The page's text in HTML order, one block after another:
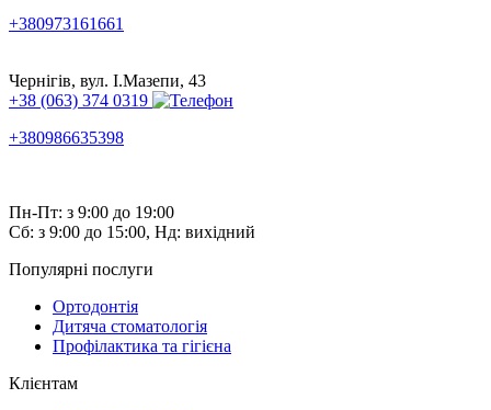
+380973161661
Чернігів, вул. І.Мазепи, 43
+38 (063) 374 0319
+380986635398
Пн-Пт: з 9:00 до 19:00
Сб: з 9:00 до 15:00, Нд: вихідний
Популярні послуги
Ортодонтія
Дитяча стоматологія
Профілактика та гігієна
Клієнтам